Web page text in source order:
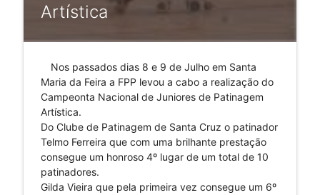
Artística
Nos passados dias 8 e 9 de Julho em Santa
Maria da Feira a FPP levou a cabo a realização do
Campeonta Nacional de Juniores de Patinagem
Artística.
Do Clube de Patinagem de Santa Cruz o patinador
Telmo Ferreira que com uma brilhante prestação
consegue um honroso 4º lugar de um total de 10
patinadores.
Gilda Vieira que pela primeira vez consegue um 6º